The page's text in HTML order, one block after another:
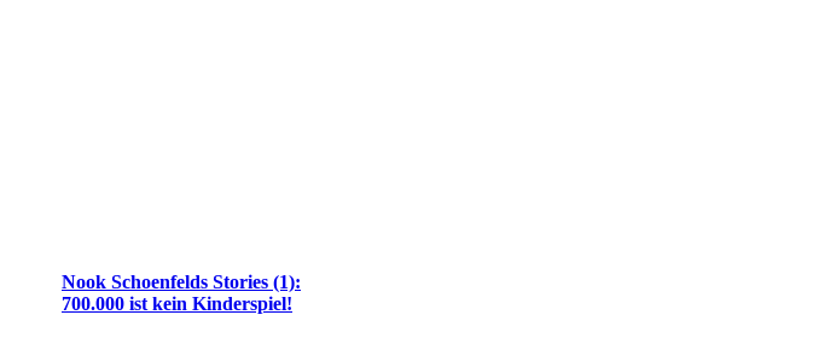
Nook Schoenfelds Stories (1):
700.000 ist kein Kinderspiel!